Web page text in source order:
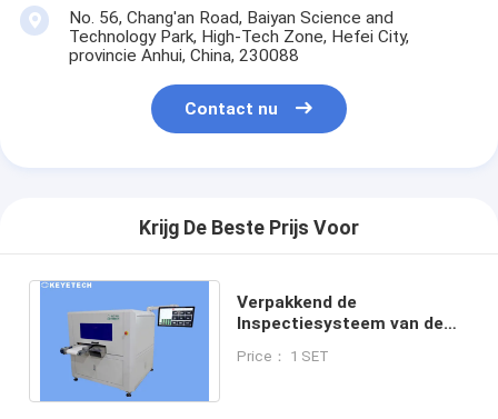
No. 56, Chang'an Road, Baiyan Science and
Technology Park, High-Tech Zone, Hefei City,
provincie Anhui, China, 230088
Contact nu
Krijg De Beste Prijs Voor
Verpakkend de
Inspectiesysteem van de
USB/Ethernet-
Price： 1 SET